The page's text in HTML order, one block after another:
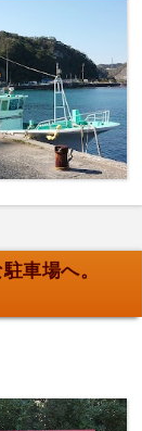
車場へ。